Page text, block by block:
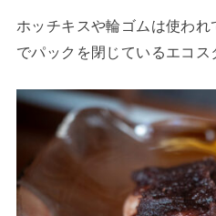
ホッチキスや輪ゴムは使わ
でパックを閉じているエコス